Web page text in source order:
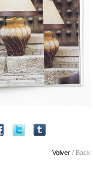
Volver / Back